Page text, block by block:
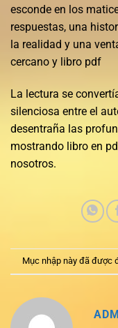
esconde en los
respuestas, una
la realidad y una
cercano y libro pdf
La lectura se
silenciosa entre el
desentraña las
mostrando libro en
nosotros.
Mục nhập này đã được